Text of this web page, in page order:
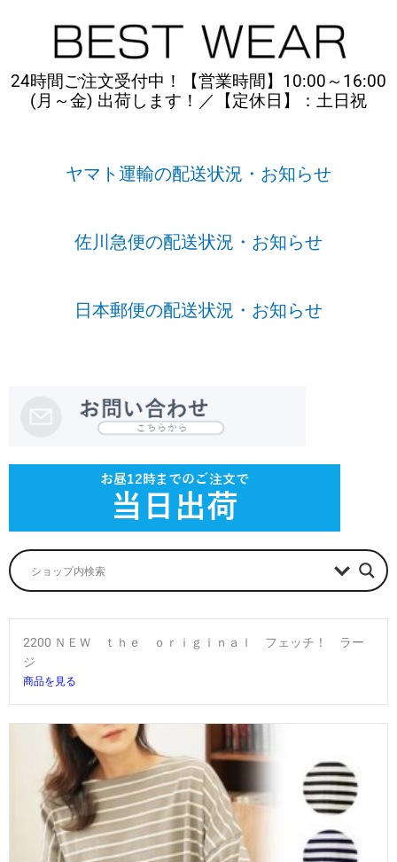
24時間ご注文受付中！【営業時間】10:00～16:00
(月～金) 出荷します！／【定休日】：土日祝
ヤマト運輸の配送状況・お知らせ
佐川急便の配送状況・お知らせ
日本郵便の配送状況・お知らせ
2200 ＮＥＷ ｔｈｅ ｏｒｉｇｉｎａｌ フェッチ！ ラー
ジ
商品を見る